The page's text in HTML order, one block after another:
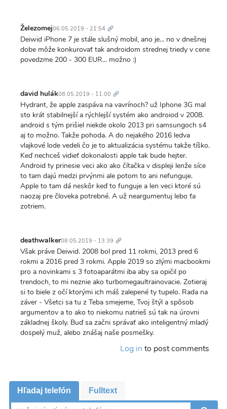
Železomej06.05.2019 - 21:54 odkaz
Deiwid iPhone 7 je stále slušný mobil, ano je... no v dnešnej
dobe môže konkurovať tak androidom strednej triedy v cene
povedzme 200 - 300 EUR... možno :)
david hulák08.05.2019 - 11:00 odkaz
Hydrant, že apple zaspáva na vavrínoch? už Iphone 3G mal
sto krát stabilnejší a rýchlejší systém ako androiod v 2008.
android s tým prišiel niekde okolo 2013 pri samsungoch s4
aj to možno. Takže pohoda. A do nejakého 2016 ledva
vlajkové lode vedeli čo je to aktualizácia systému takže tíško.
Keď nechceš vidieť dokonalosti apple tak bude hejter.
Android ty prinesie veci ako ako čítačka v displeji lenže síce
to tam dajú medzi prvýnmi ale potom to ani nefunguje.
Apple to tam dá neskôr keď to funguje a len veci ktoré sú
naozaj pre človeka potrebné. A už neargumentuj lebo ťa
zotriem.
deathwalker08.05.2019 - 13:39 odkaz
Však práve Deiwid. 2008 bol pred 11 rokmi, 2013 pred 6
rokmi a 2016 pred 3 rokmi. Apple 2019 so zlými macbookmi
pro a novinkami s 3 fotoaparátmi iba aby sa opičil po
trendoch, to mi neznie ako turbomegaultrainovacie. Zotieraj
si to biele z očí ktorými ich máš zalepené ty tupelo. Rada na
záver - Všetci sa tu z Teba smejeme, Tvoj štýl a spôsob
argumentov a to ako to niekomu natrieš sú tak na úrovni
základnej školy. Buď sa začni správať ako inteligentný mladý
dospelý muž, alebo znášaj naše posmešky.
Log in to post comments
Hľadaj telefón Fulltext